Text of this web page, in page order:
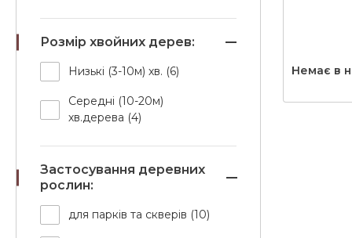
Розмір хвойних дерев:
Низькі (3-10м) хв. (6)
Середні (10-20м)
хв.дерева (4)
Застосування деревних
рослин:
для парків та скверів (10)
Немає в